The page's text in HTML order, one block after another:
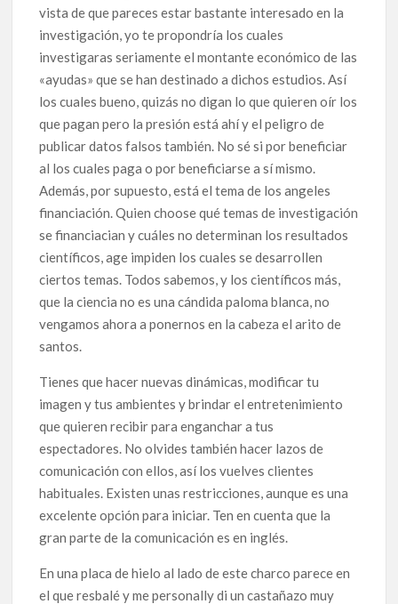
vista de que pareces estar bastante interesado en la
investigación, yo te propondría los cuales
investigaras seriamente el montante económico de las
«ayudas» que se han destinado a dichos estudios. Así
los cuales bueno, quizás no digan lo que quieren oír los
que pagan pero la presión está ahí y el peligro de
publicar datos falsos también. No sé si por beneficiar
al los cuales paga o por beneficiarse a sí mismo.
Además, por supuesto, está el tema de los angeles
financiación. Quien choose qué temas de investigación
se financiacian y cuáles no determinan los resultados
científicos, age impiden los cuales se desarrollen
ciertos temas. Todos sabemos, y los científicos más,
que la ciencia no es una cándida paloma blanca, no
vengamos ahora a ponernos en la cabeza el arito de
santos.
Tienes que hacer nuevas dinámicas, modificar tu
imagen y tus ambientes y brindar el entretenimiento
que quieren recibir para enganchar a tus
espectadores. No olvides también hacer lazos de
comunicación con ellos, así los vuelves clientes
habituales. Existen unas restricciones, aunque es una
excelente opción para iniciar. Ten en cuenta que la
gran parte de la comunicación es en inglés.
En una placa de hielo al lado de este charco parece en
el que resbalé y me personally di un castañazo muy